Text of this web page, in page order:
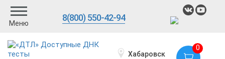
Меню
8(800) 550-42-94
Хабаровск
0